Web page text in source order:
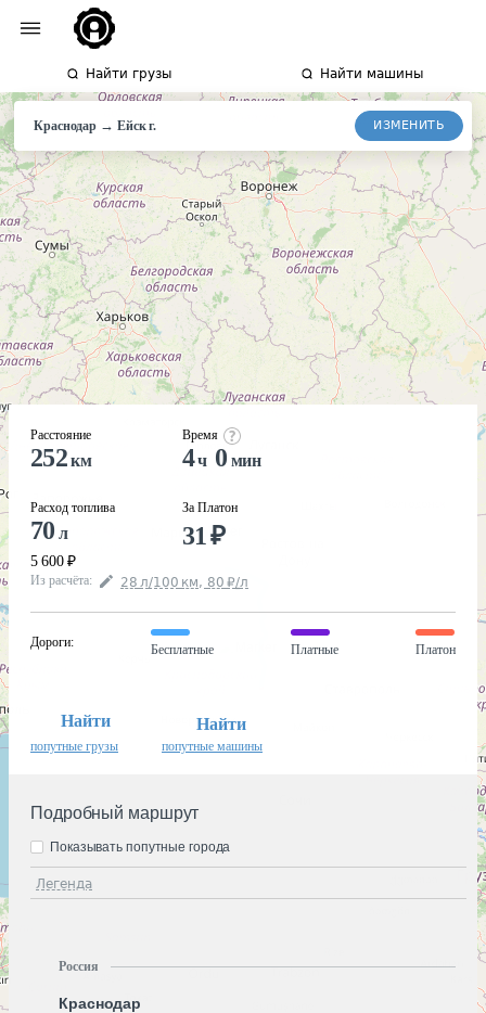
Найти грузы Найти машины
Краснодар → Ейскг. ИЗМЕНИТЬ
Расстояние
252км
Расход топлива
70 л
5 600 ₽
Время
4ч 0 мин
За Платон
31₽
Из расчёта: 28 л/100 км, 80 ₽/л
Дороги:
Бесплатные Платные Платон
Найти
попутные грузы
Найти
попутные машины
Подробный маршрут
Легенда
Показывать попутные города
Россия
Краснодар